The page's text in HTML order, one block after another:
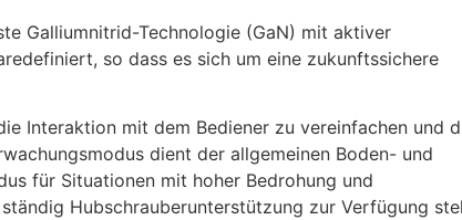
Galliumnitrid-Technologie (GaN) mit aktiver
so dass es sich um eine zukunftssichere
Interaktion mit dem Bediener zu vereinfachen und
dient der allgemeinen Boden- und
für Situationen mit hoher Bedrohung und
Hubschrauberunterstützung zur Verfügung